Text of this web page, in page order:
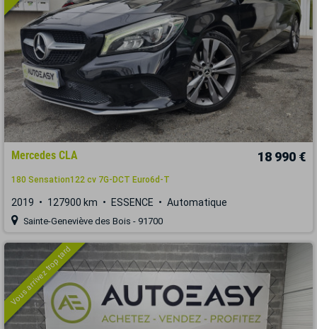
Mercedes CLA 18 990 €
180 Sensation122 cv 7G-DCT Euro6d-T
2019 127900 km ESSENCE Automatique
Sainte-Geneviève des Bois - 91700
Vous arrivez trop tard